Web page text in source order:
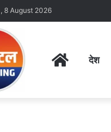
8 August 2026
Homeदेश